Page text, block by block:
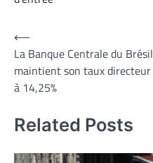
Navigation
de
l’article
⟵
La Banque Centrale du Brésil
maintient son taux directeur
à 14,25%
Related Posts